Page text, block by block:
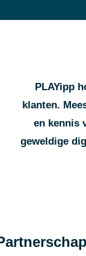
PLAYipp
klanten.
en kennis
geweldige